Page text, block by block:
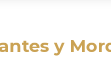
y